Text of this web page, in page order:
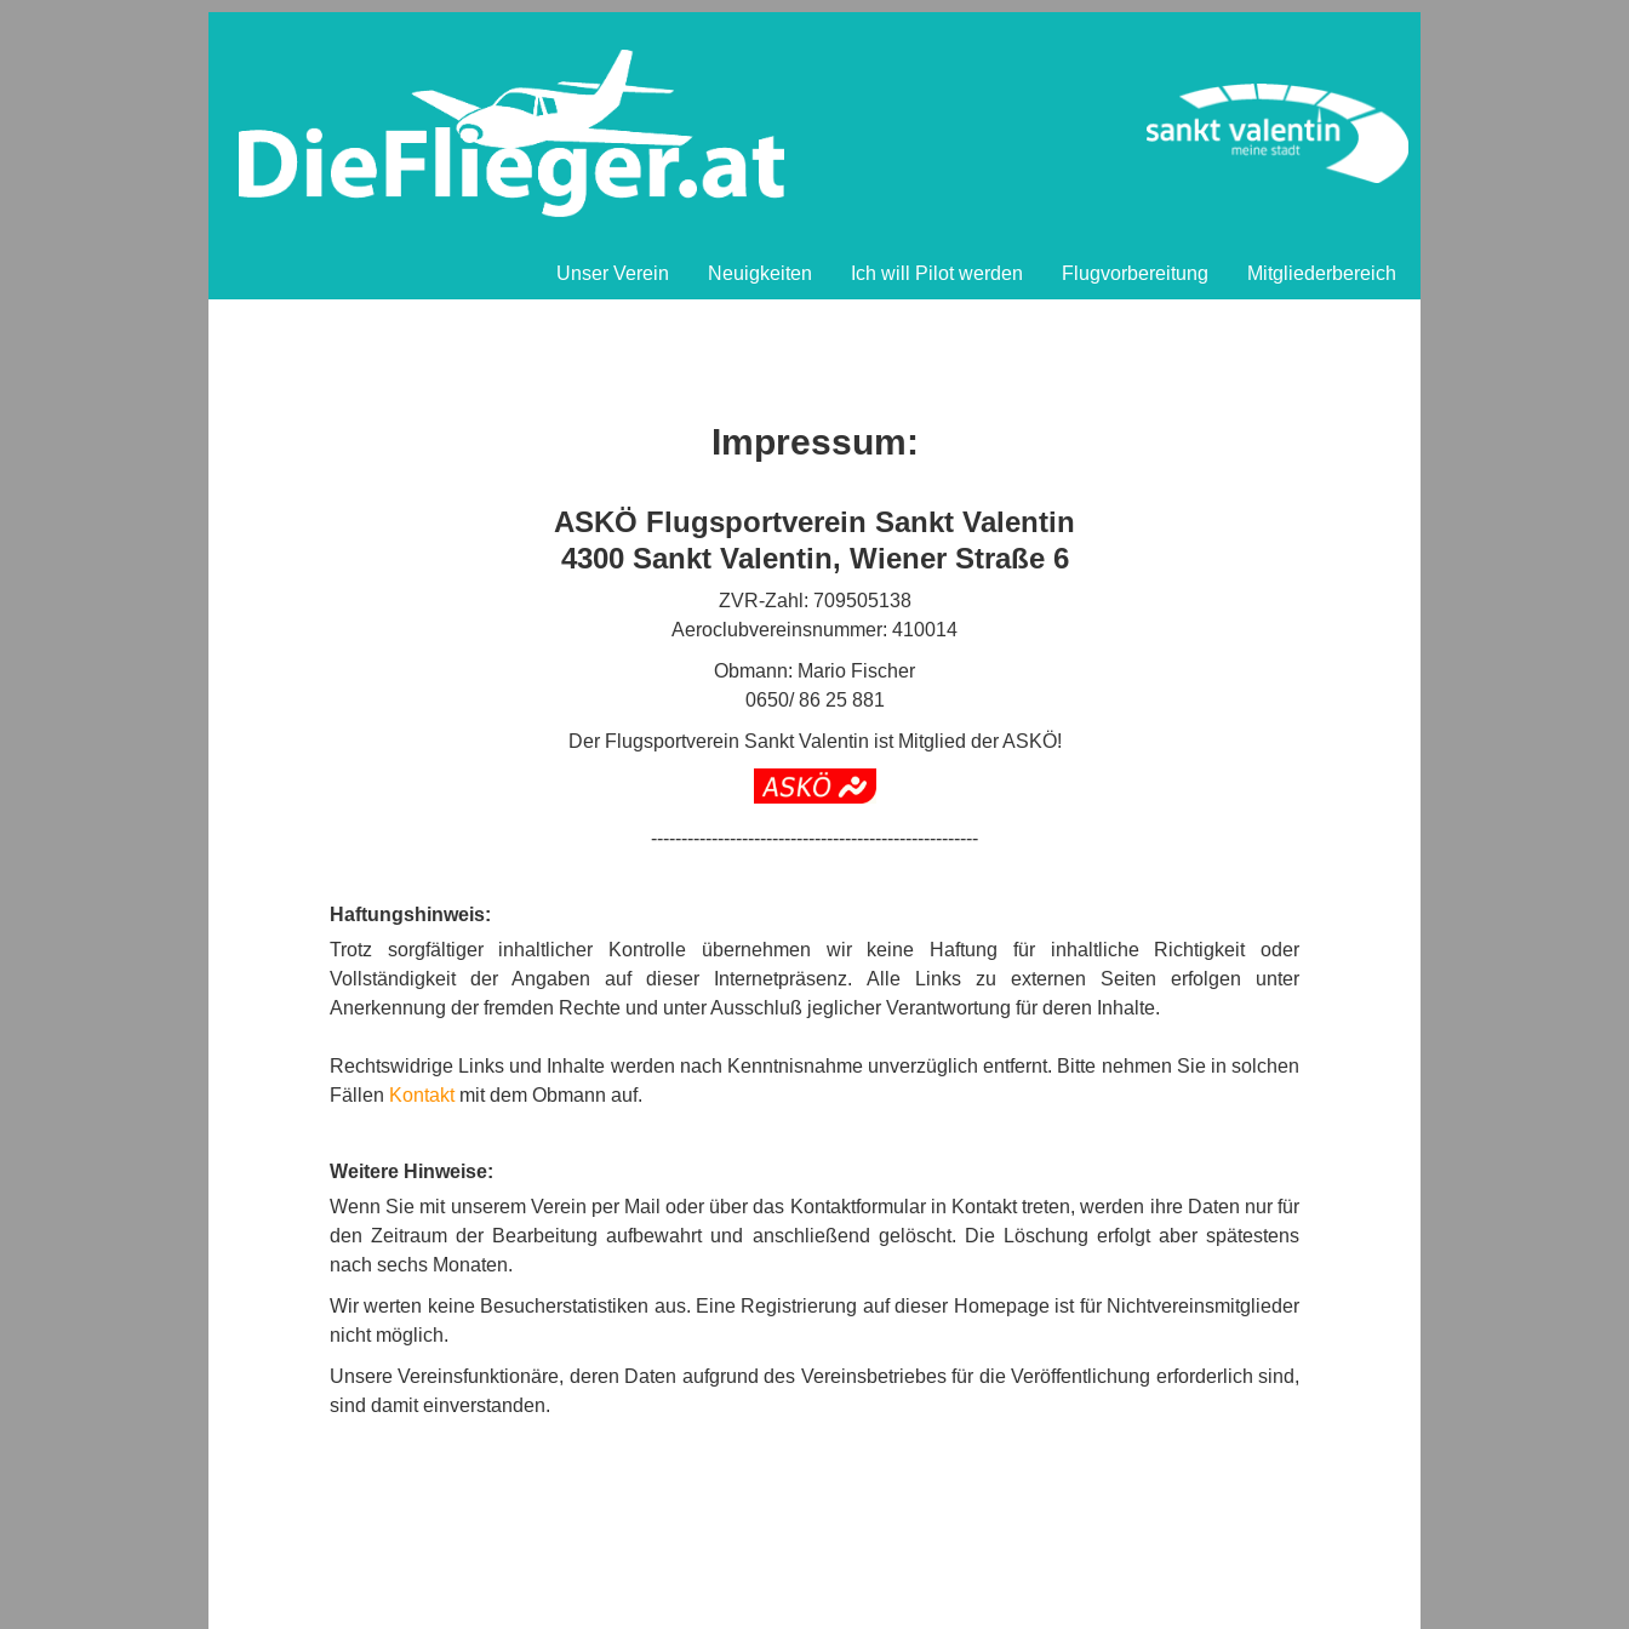
Unser Verein Neuigkeiten Ich will Pilot werden Flugvorbereitung Mitgliederbereich
Impressum:
ASKÖ Flugsportverein Sankt Valentin
4300 Sankt Valentin, Wiener Straße 6
ZVR-Zahl: 709505138
Aeroclubvereinsnummer: 410014
Obmann: Mario Fischer
0650/ 86 25 881
Der Flugsportverein Sankt Valentin ist Mitglied der ASKÖ!
------------------------------------------------------
Haftungshinweis:
Trotz sorgfältiger inhaltlicher Kontrolle übernehmen wir keine Haftung für inhaltliche Richtigkeit oder
Vollständigkeit der Angaben auf dieser Internetpräsenz. Alle Links zu externen Seiten erfolgen unter
Anerkennung der fremden Rechte und unter Ausschluß jeglicher Verantwortung für deren Inhalte.
Rechtswidrige Links und Inhalte werden nach Kenntnisnahme unverzüglich entfernt. Bitte nehmen Sie in solchen
Fällen Kontaktmit dem Obmann auf.
Weitere Hinweise:
Wenn Sie mit unserem Verein per Mail oder über das Kontaktformular in Kontakt treten, werden ihre Daten nur für
den Zeitraum der Bearbeitung aufbewahrt und anschließend gelöscht. Die Löschung erfolgt aber spätestens
nach sechs Monaten.
Wir werten keine Besucherstatistiken aus. Eine Registrierung auf dieser Homepage ist für Nichtvereinsmitglieder
nicht möglich.
Unsere Vereinsfunktionäre, deren Daten aufgrund des Vereinsbetriebes für die Veröffentlichung erforderlich sind,
sind damit einverstanden.